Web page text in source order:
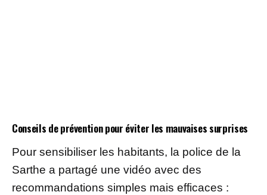
Conseils de prévention pour éviter les mauvaises surprises
Pour sensibiliser les habitants, la police de la
Sarthe a partagé une vidéo avec des
recommandations simples mais efficaces :